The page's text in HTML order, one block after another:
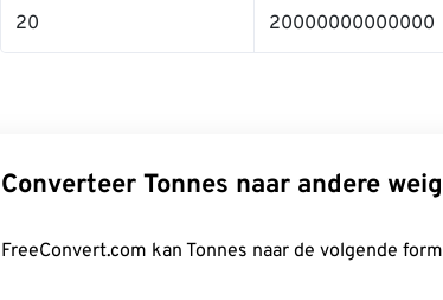
20 20000000000000
Converteer Tonnes naar andere
FreeConvert.com kan Tonnes naar de volgende